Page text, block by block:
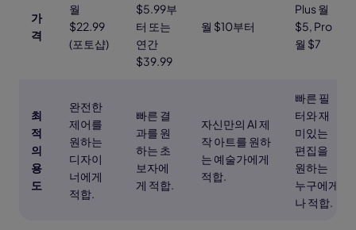
가
격
월
$22.99
(포토샵)
$5.99부
터 또는
연간
$39.99
월 $10부터
Plus 월
$5, Pro
월 $7
최
적
의
용
도
완전한
제어를
원하는
디자이
너에게
적합.
빠른 결
과를 원
하는 초
보자에
게 적합.
자신만의 AI 제
작 아트를 원하
는 예술가에게
적합.
빠른 필
터와 재
미있는
편집을
원하는
누구에게
나 적합.